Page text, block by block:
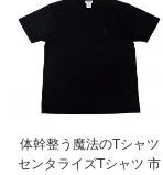
体幹整う魔法のTシャツ
センタライズTシャツ 市